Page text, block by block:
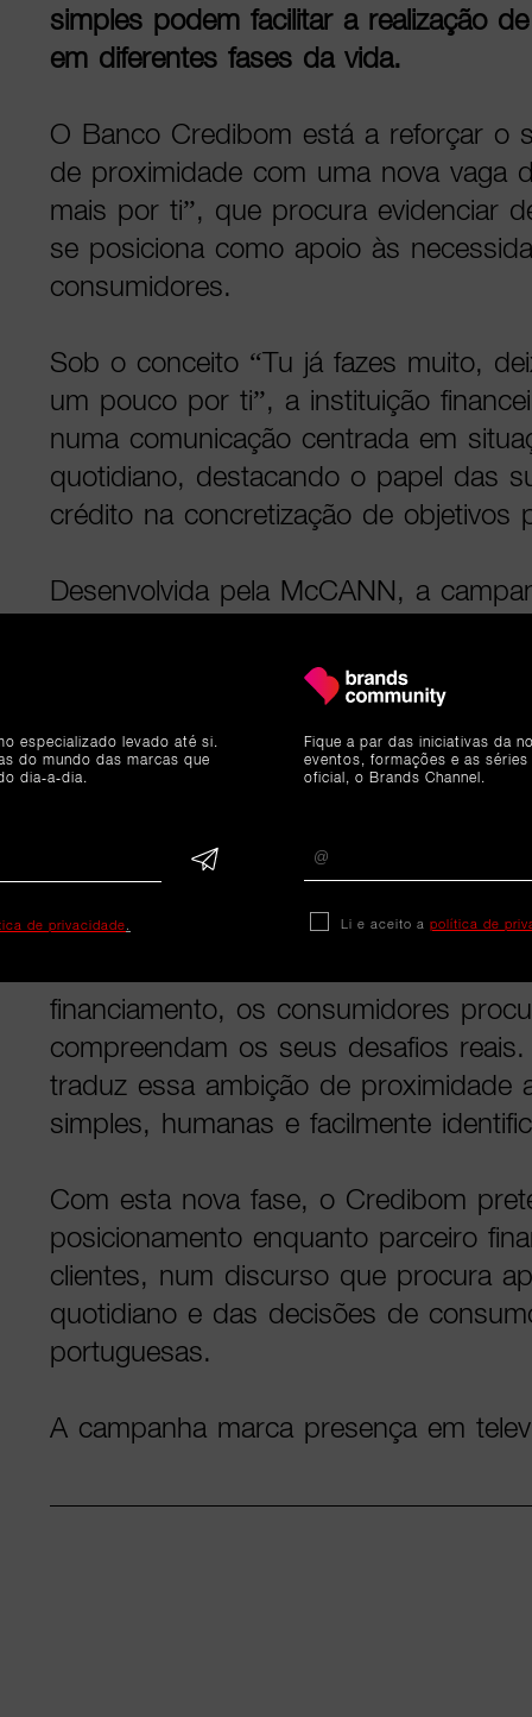
simples podem facilitar a realização
em diferentes fases da vida.
O Banco Credibom está a reforçar o
de proximidade com uma nova vaga
mais por ti”, que procura evidenciar
se posiciona como apoio às
consumidores.
Sob o conceito “Tu já fazes muito,
um pouco por ti”, a instituição
numa comunicação centrada em
quotidiano, destacando o papel das
crédito na concretização de objetivos
Desenvolvida pela McCANN, a
identificação para o público, e dando
série de filmes lançados ao longo
dedicados a diferentes momentos
da mobilidade à habitação.
Em declarações citadas no
importância de uma comunicação
financiamento, os consumidores
compreendam os seus desafios
traduz essa ambição de proximidade
simples, humanas e facilmente
Com esta nova fase, o Credibom
posicionamento enquanto parceiro
clientes, num discurso que procura
quotidiano e das decisões de
portuguesas.
A campanha marca presença em
especializado levado até si.
do mundo das marcas que
dia-a-dia.
de privacidade
Fique a par das iniciativas da
eventos, formações e as
oficial, o Brands Channel.
Li e aceito a política de